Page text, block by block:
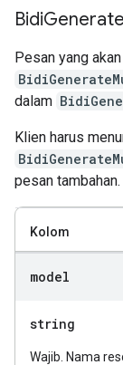
BidiGenerate
Pesan yang
dalam
Klien harus
pesan tambahan.
Kolom
model
string
Wajib. Nama